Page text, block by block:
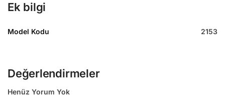
Ek bilgi
Model Kodu 2153
Değerlendirmeler
Henüz Yorum Yok